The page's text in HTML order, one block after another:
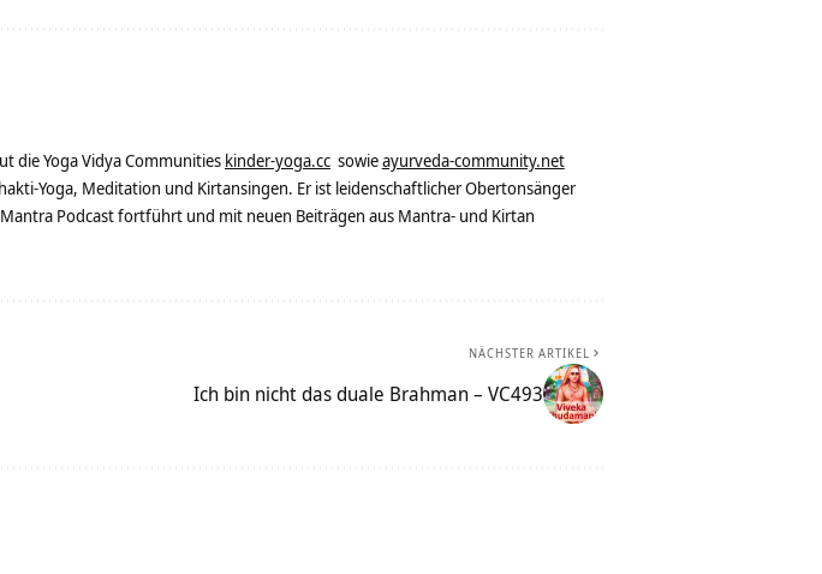
die Yoga Vidya Communities kinder-yoga.cc sowieayurveda-community.net
Yoga, Meditation und Kirtansingen. Er ist leidenschaftlicher Obertonsänger
Podcast fortführt und mit neuen Beiträgen aus Mantra- und Kirtan
NÄCHSTER ARTIKEL
Ich bin nicht das duale Brahman – VC493